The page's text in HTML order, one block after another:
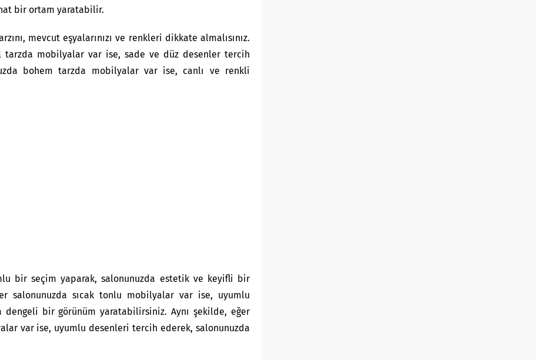
bir ortam yaratabilir.
mevcut eşyalarınızı ve renkleri dikkate almalısınız.
tarzda mobilyalar var ise, sade ve düz desenler tercih
bohem tarzda mobilyalar var ise, canlı ve renkli
bir seçim yaparak, salonunuzda estetik ve keyifli bir
salonunuzda sıcak tonlu mobilyalar var ise, uyumlu
bir görünüm yaratabilirsiniz. Aynı şekilde, eğer
var ise, uyumlu desenleri tercih ederek, salonunuzda